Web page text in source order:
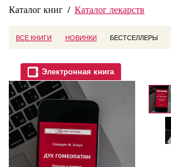
Каталог книг / Каталог лекарств
ВСЕ КНИГИ НОВИНКИ БЕСТСЕЛЛЕРЫ
Электронная книга